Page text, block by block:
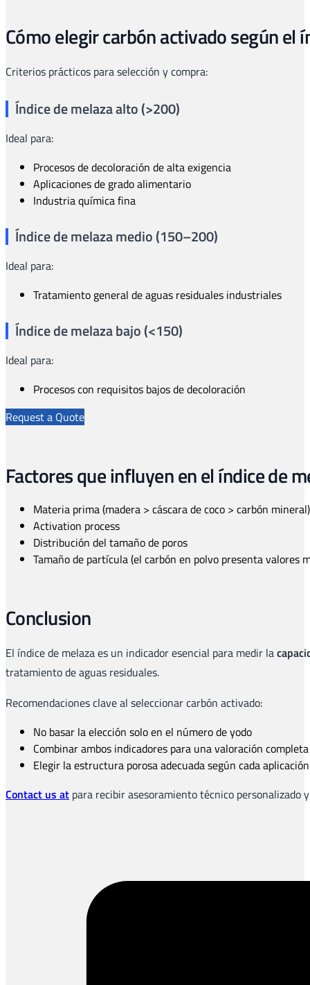
Cómo elegir carbón activado según el
Criterios prácticos para selección y compra:
Índice de melaza alto (>200)
Ideal para:
Procesos de decoloración de alta exigencia
Aplicaciones de grado alimentario
Industria química fina
Índice de melaza medio (150–200)
Ideal para:
Tratamiento general de aguas residuales industriales
Índice de melaza bajo (<150)
Ideal para:
Procesos con requisitos bajos de decoloración
Request a Quote
Factores que influyen en el índice de
Materia prima (madera > cáscara de coco > carbón mineral)
Activation process
Distribución del tamaño de poros
Tamaño de partícula (el carbón en polvo presenta valores
Conclusion
El índice de melaza es un indicador esencial para medir la
tratamiento de aguas residuales.
Recomendaciones clave al seleccionar carbón activado:
No basar la elección solo en el número de yodo
Combinar ambos indicadores para una valoración completa
Elegir la estructura porosa adecuada según cada aplicación
Contact us at para recibir asesoramiento técnico personalizado